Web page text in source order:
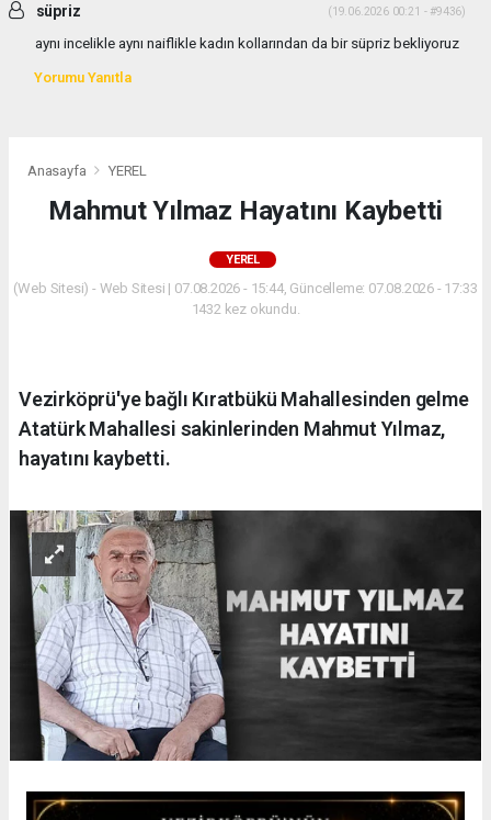
süpriz (19.06.2026 00:21 - #9436)
aynı incelikle aynı naiflikle kadın kollarından da bir süpriz bekliyoruz
Yorumu Yanıtla
Anasayfa YEREL
Mahmut Yılmaz Hayatını Kaybetti
YEREL
(Web Sitesi) - Web Sitesi | 07.08.2026 - 15:44, Güncelleme: 07.08.2026 - 17:33
1432 kez okundu.
Vezirköprü'ye bağlı Kıratbükü Mahallesinden gelme
Atatürk Mahallesi sakinlerinden Mahmut Yılmaz,
hayatını kaybetti.